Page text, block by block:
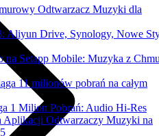
Odtwarzacz Muzyki dla
Aliyun Drive, Synology, Nowe
na Setapp Mobile: Muzyka z
11 milionów pobrań na całym
1 Milion Pobrań: Audio Hi-Res
Aplikacji Odtwarzaczy Muzyki na